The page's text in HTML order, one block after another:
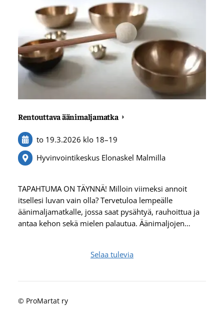
Rentouttava äänimaljamatka
to 19.3.2026 klo 18–19
Hyvinvointikeskus Elonaskel Malmilla
TAPAHTUMA ON TÄYNNÄ! Milloin viimeksi annoit
itsellesi luvan vain olla? Tervetuloa lempeälle
äänimaljamatkalle, jossa saat pysähtyä, rauhoittua ja
antaa kehon sekä mielen palautua. Äänimaljojen…
Selaa tulevia
© ProMartat ry